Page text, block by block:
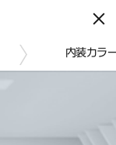
内装カラ